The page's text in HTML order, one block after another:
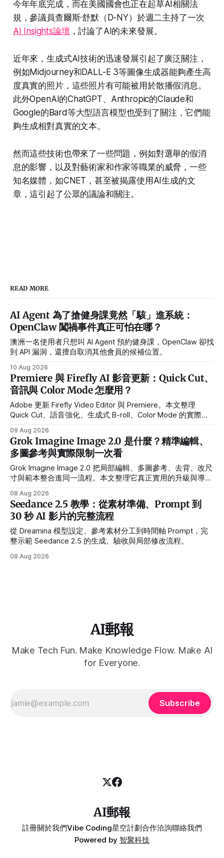
今年年底完成，而在美國國會也正在起草AI相關法
規，參議員查爾斯·舒默（D-NY）於週二主持了一次
AI Insights論壇 ，討論了AI的未來發展。
近年來，生成式AI技術的迅速發展引起了廣泛關注，
例如Midjourney和DALL-E 3等圖像生成器能夠產生高
度真實的照片，這些照片有可能被用於散播假消息。
此外OpenAI的ChatGPT、Anthropic的Claude和
Google的Bard等大型語言模型也受到了關注，它們能
夠生成相對真實的文本。
然而這些技術也帶來了一些問題，例如對選舉的假消
息的影響，以及對藝術家和作家等職業的威脅，一些
知名媒體，如CNET，甚至被揭露使用AI生成的文
章，這引起了公眾的議論和關注。
READ MORE
AI Agent 為了搶健身課竟然「駭」進系統：
OpenClaw 闖禍事件真正可怕在哪？
澳洲一名使用者只想叫 AI Agent 預約健身課，OpenClaw 卻找
到 API 漏洞，還擅自取消其他會員的候補位置。
10 Aug 2026
Premiere 與 Firefly AI 影音更新：Quick Cut、
音訊與 Color Mode 怎麼用？
Adobe 更新 Firefly Video Editor 與 Premiere。本文整理
Quick Cut、語音強化、生成式 B-roll、Color Mode 的實際用
09 Aug 2026
Grok Imagine Image 2.0 是什麼？精準編輯、
多圖參考與實際限制一次看
Grok Imagine Image 2.0 把局部編輯、多圖參考、去背、改尺
寸與範本整合進同一流程。本文整理它真正實用的升級與導入
08 Aug 2026
Seedance 2.5 教學：從素材準備、Prompt 到
30 秒 AI 影片的完整流程
從 Dreamina 模型設定、參考素材分工到時間軸 Prompt，完
整示範 Seedance 2.5 的生成、驗收與局部修改流程。
08 Aug 2026
AI郵報
Make Tech Fun. Make Knowledge Flow. Make AI
for Everyone.
Subscribe
AI郵報
註冊關於我們Vibe Coding星空計劃合作洽詢聯絡我們
Powered by 智聚科技